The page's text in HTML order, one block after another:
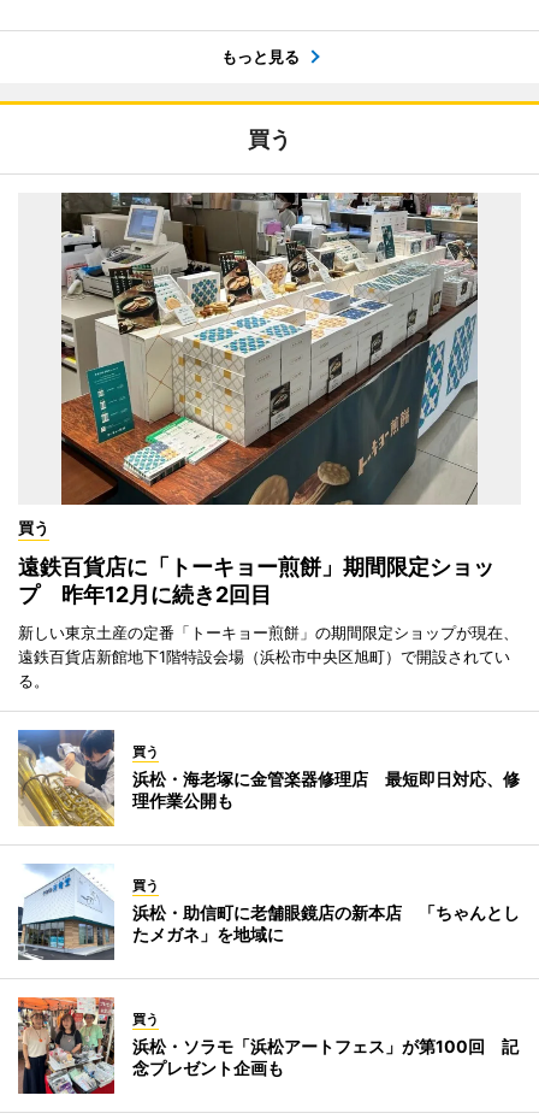
もっと見る
買う
買う
遠鉄百貨店に「トーキョー煎餅」期間限定ショッ
プ 昨年12月に続き2回目
新しい東京土産の定番「トーキョー煎餅」の期間限定ショップが現在、
遠鉄百貨店新館地下1階特設会場（浜松市中央区旭町）で開設されてい
る。
買う
浜松・海老塚に金管楽器修理店 最短即日対応、修
理作業公開も
買う
浜松・助信町に老舗眼鏡店の新本店 「ちゃんとし
たメガネ」を地域に
買う
浜松・ソラモ「浜松アートフェス」が第100回 記
念プレゼント企画も